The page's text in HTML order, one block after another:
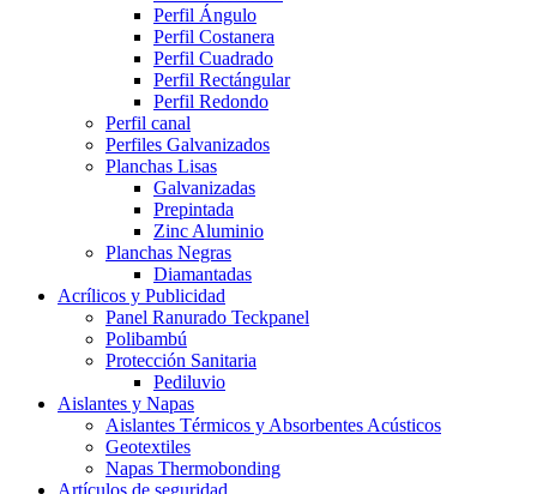
Perfil Ángulo
Perfil Costanera
Perfil Cuadrado
Perfil Rectángular
Perfil Redondo
Perfil canal
Perfiles Galvanizados
Planchas Lisas
Galvanizadas
Prepintada
Zinc Aluminio
Planchas Negras
Diamantadas
Acrílicos y Publicidad
Panel Ranurado Teckpanel
Polibambú
Protección Sanitaria
Pediluvio
Aislantes y Napas
Aislantes Térmicos y Absorbentes Acústicos
Geotextiles
Napas Thermobonding